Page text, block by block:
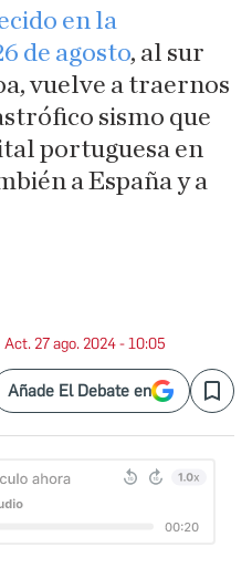
en la
de agosto, al sur
vuelve a traernos
sismo que
portuguesa en
a España y a
Act. 27 ago. 2024 - 10:05
Añade El Debate en Save